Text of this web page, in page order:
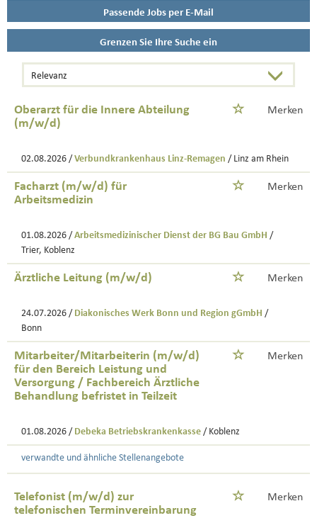
Passende Jobs per E-Mail
Grenzen Sie Ihre Suche ein
Oberarzt für die Innere Abteilung
(m/w/d)
Merken
02.08.2026 / Verbundkrankenhaus Linz-Remagen / Linz am Rhein
Facharzt (m/w/d) für
Arbeitsmedizin
Merken
01.08.2026 / Arbeitsmedizinischer Dienst der BG Bau GmbH /
Trier, Koblenz
Ärztliche Leitung (m/w/d) Merken
24.07.2026 / Diakonisches Werk Bonn und Region gGmbH /
Bonn
Mitarbeiter/Mitarbeiterin (m/w/d)
für den Bereich Leistung und
Versorgung / Fachbereich Ärztliche
Behandlung befristet in Teilzeit
Merken
01.08.2026 / Debeka Betriebskrankenkasse / Koblenz
verwandte und ähnliche Stellenangebote
Telefonist (m/w/d) zur
telefonischen Terminvereinbarung
Merken